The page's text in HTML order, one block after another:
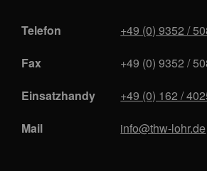
Telefon
+49 (0) 9352 /
Fax
+49 (0) 9352 /
Einsatzhandy
+49 (0) 162 /
Mail
info@thw-lohr.de